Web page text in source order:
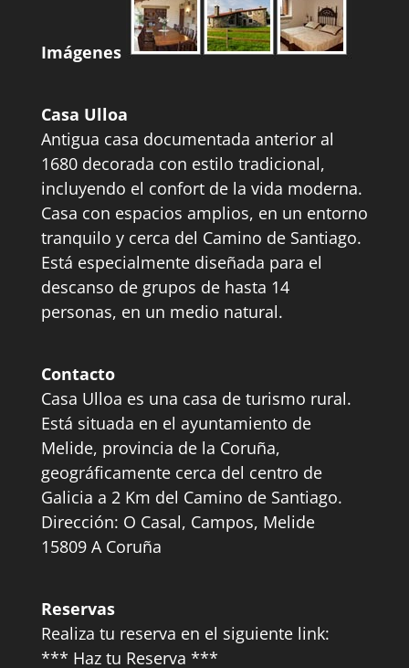
Imágenes
Casa Ulloa
Antigua casa documentada anterior al
1680 decorada con estilo tradicional,
incluyendo el confort de la vida moderna.
Casa con espacios amplios, en un entorno
tranquilo y cerca del Camino de Santiago.
Está especialmente diseñada para el
descanso de grupos de hasta 14
personas, en un medio natural.
Contacto
Casa Ulloa es una casa de turismo rural.
Está situada en el ayuntamiento de
Melide, provincia de la Coruña,
geográficamente cerca del centro de
Galicia a 2 Km del Camino de Santiago.
Dirección: O Casal, Campos, Melide
15809 A Coruña
Reservas
Realiza tu reserva en el siguiente link:
*** Haz tu Reserva ***